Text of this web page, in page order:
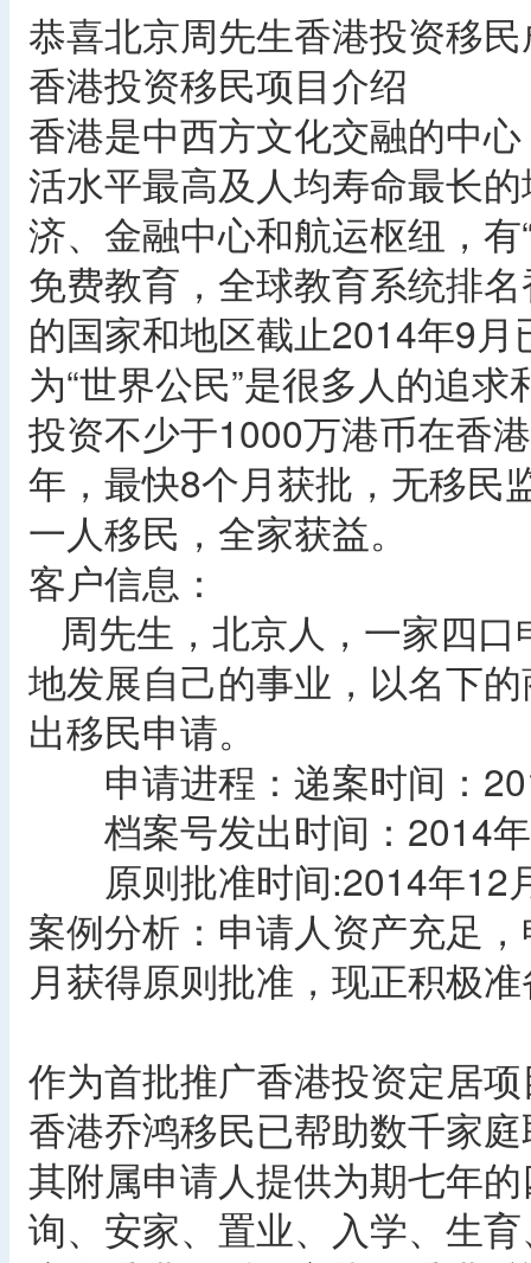
恭喜北京周先生香港投资移
香港投资移民项目介绍
香港是中西方文化交融的中
活水平最高及人均寿命最长
济、金融中心和航运枢纽，
免费教育，全球教育系统排
的国家和地区截止2014年9
为“世界公民”是很多人的追求
投资不少于1000万港币在香
年，最快8个月获批，无移民
一人移民，全家获益。
客户信息：
周先生，北京人，一家四
地发展自己的事业，以名下
出移民申请。
申请进程：递案时间：
档案号发出时间：2014
原则批准时间:2014年12
案例分析：申请人资产充足
月获得原则批准，现正积极
作为首批推广香港投资定居
香港乔鸿移民已帮助数千家
其附属申请人提供为期七年
询、安家、置业、入学、生